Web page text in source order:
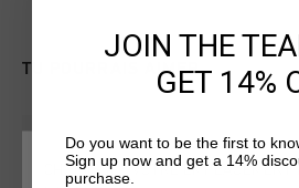
TU POURRAIS AIMER
CHOISISSEZ VOTRE EMPLACEMENT
JOIN THE
GET 14%
Do you want to be the first to
Sign up now and get a 14%
purchase.